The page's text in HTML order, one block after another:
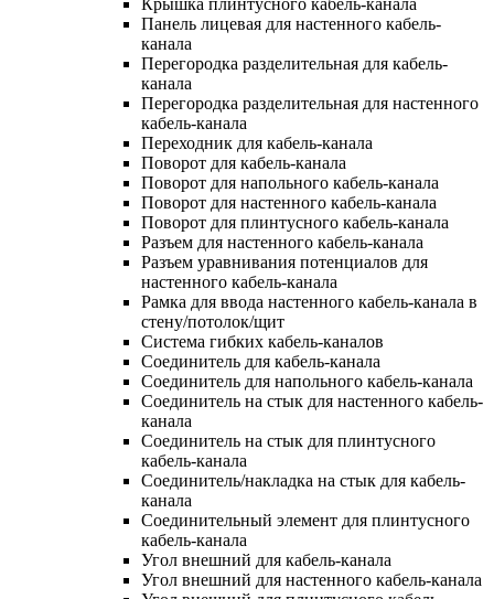
Панель лицевая для настенного кабель-
канала
Перегородка разделительная для кабель-
канала
Перегородка разделительная для настенного
кабель-канала
Переходник для кабель-канала
Поворот для кабель-канала
Поворот для напольного кабель-канала
Поворот для настенного кабель-канала
Поворот для плинтусного кабель-канала
Разъем для настенного кабель-канала
Разъем уравнивания потенциалов для
настенного кабель-канала
Рамка для ввода настенного кабель-канала в
стену/потолок/щит
Система гибких кабель-каналов
Соединитель для кабель-канала
Соединитель для напольного кабель-канала
Соединитель на стык для настенного кабель-
канала
Соединитель на стык для плинтусного
кабель-канала
Соединитель/накладка на стык для кабель-
канала
Соединительный элемент для плинтусного
кабель-канала
Угол внешний для кабель-канала
Угол внешний для настенного кабель-канала